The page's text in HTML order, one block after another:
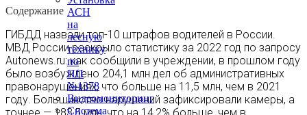
АСН
на
лесную
технику
по
ПП
№1378
Видеомониторинг
Система
Содержание
ГИБДД назвали топ-10 штрафов водителей в России.
МВД России раскрыло статистику за 2022 год по запросу
Autonews.ru: как сообщили в учреждении, в прошлом году
было возбуждено 204,1 млн дел об административных
правонарушениях, что больше на 11,5 млн, чем в 2021
году. Большинство нарушений зафиксировали камеры, а